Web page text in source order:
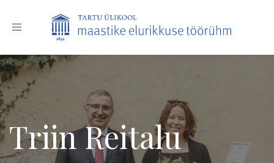
Toggle
Triin Reitalu